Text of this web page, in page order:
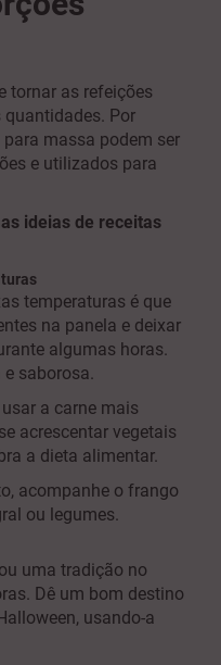
tornar as refeições
quantidades. Por
massa podem ser
e utilizados para
ideias de receitas
temperaturas é que
na panela e deixar
algumas horas.
saborosa.
a carne mais
acrescentar vegetais
a dieta alimentar.
acompanhe o frango
ou legumes.
uma tradição no
Dê um bom destino
usando-a